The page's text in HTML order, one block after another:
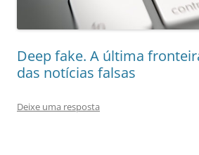
Deep fake. A última
das notícias falsas
Deixe uma resposta